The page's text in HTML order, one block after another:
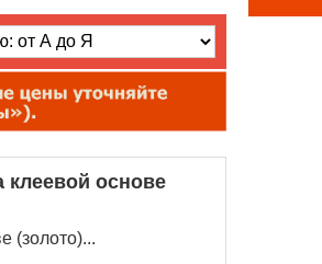
основе
(золото)...